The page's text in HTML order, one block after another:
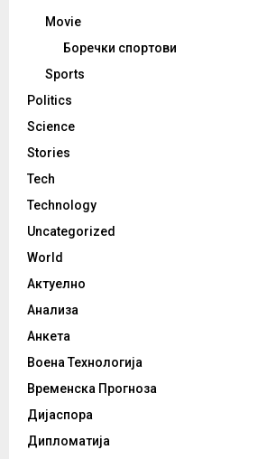
Movie
Боречки спортови
Sports
Politics
Science
Stories
Tech
Technology
Uncategorized
World
Актуелно
Анализа
Анкета
Воена Технологија
Временска Прогноза
Дијаспора
Дипломатија